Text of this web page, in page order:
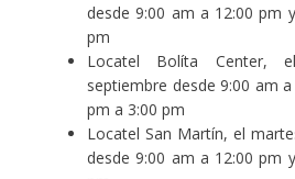
desde 9:00 am a 12:00 pm
pm
Locatel Bolíta Center,
septiembre desde 9:00 am
pm a 3:00 pm
Locatel San Martín, el
desde 9:00 am a 12:00 pm